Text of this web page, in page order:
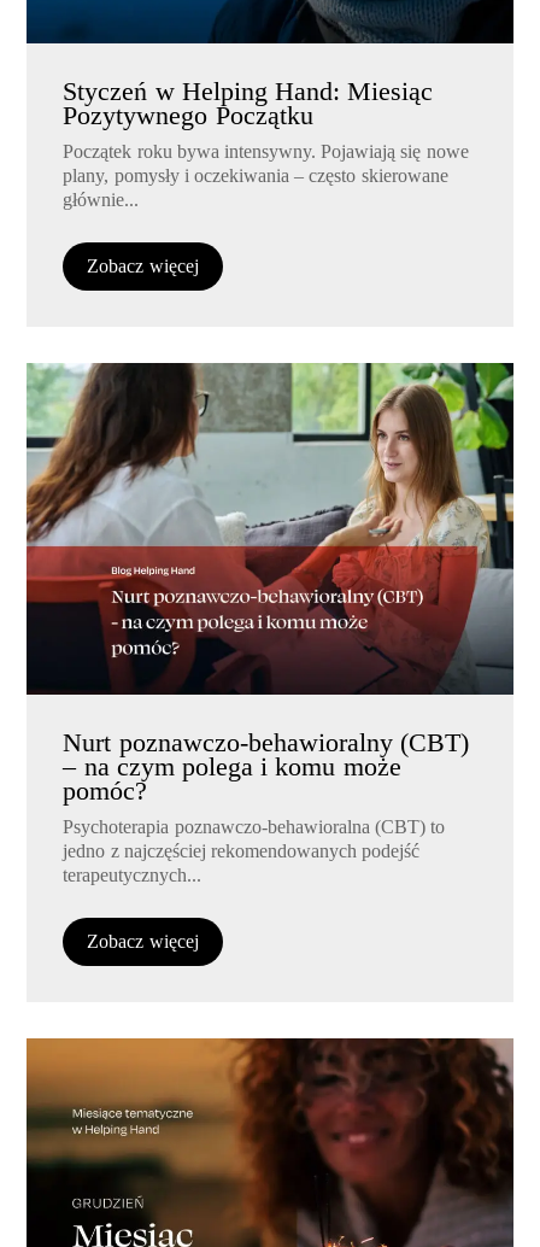
Styczeń w Helping Hand: Miesiąc
Pozytywnego Początku
Początek roku bywa intensywny. Pojawiają się nowe
plany, pomysły i oczekiwania – często skierowane
głównie...
Zobacz więcej
Nurt poznawczo-behawioralny (CBT)
– na czym polega i komu może
pomóc?
Psychoterapia poznawczo-behawioralna (CBT) to
jedno z najczęściej rekomendowanych podejść
terapeutycznych...
Zobacz więcej